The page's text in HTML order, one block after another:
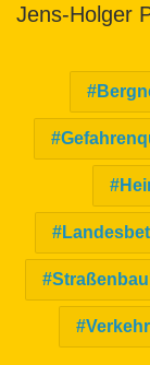
Jens-Holger